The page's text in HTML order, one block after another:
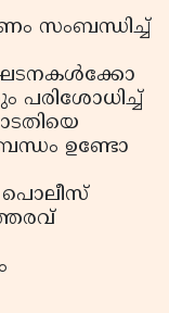
സംബന്ധിച്ച്
പരിശോധിച്ച്
ഉണ്ടോ
പൊലീസ്